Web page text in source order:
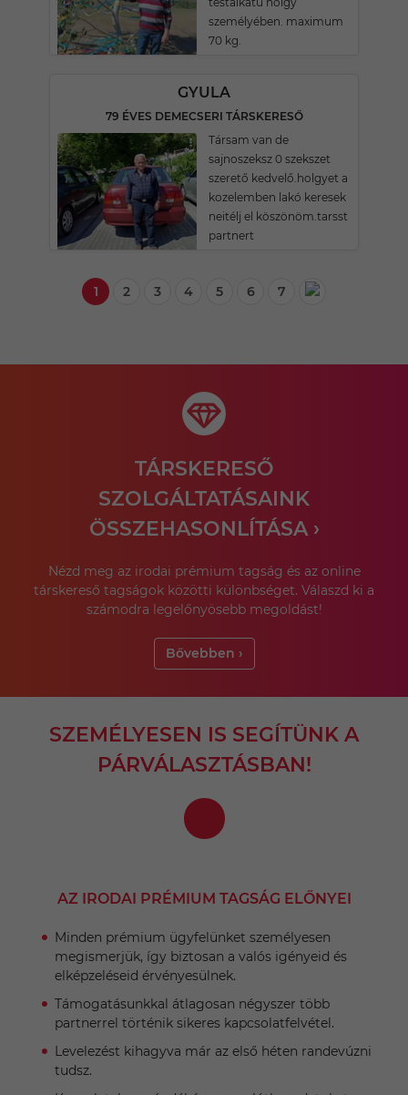
személyében. maximum
70 kg.
GYULA
79 ÉVES DEMECSERI TÁRSKERESŐ
Társam van de
sajnoszeksz 0 szekszet
szerető kedvelő.holgyet a
kozelemben lakó keresek
neitélj el köszönöm.tarsst
partnert
1 2 3 4 5 6 7
TÁRSKERESŐ
SZOLGÁLTATÁSAINK
ÖSSZEHASONLÍTÁSA ›
Nézd meg az irodai prémium tagság és az online
társkereső tagságok közötti különbséget. Válaszd ki a
számodra legelőnyösebb megoldást!
Bővebben ›
SZEMÉLYESEN IS SEGÍTÜNK A
PÁRVÁLASZTÁSBAN!
AZ IRODAI PRÉMIUM TAGSÁG ELŐNYEI
Minden prémium ügyfelünket személyesen
megismerjük, így biztosan a valós igényeid és
elképzeléseid érvényesülnek.
Támogatásunkkal átlagosan négyszer több
partnerrel történik sikeres kapcsolatfelvétel.
Levelezést kihagyva már az első héten randevúzni
tudsz.